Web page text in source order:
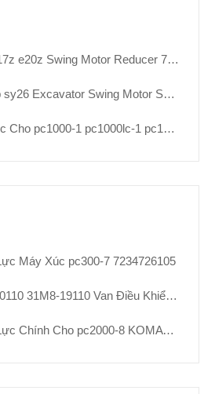
Reducer 7024418 7024419 Cho Máy Đào Mini
Swing Motor Seal Kit Thay Thế
1 Komatsu Excavator Phần 706-77-01131 706-77-01130 Thiết Bị Động Cơ Lăn
Máy Xúc pc300-7 7234726105
Van Điều Khiển Máy Đào 31M8-10120 31M8-19121
Bộ Phận Máy Đào 709-1a-11100 Bộ Đính Kèm Phân Phối Ban Đầu